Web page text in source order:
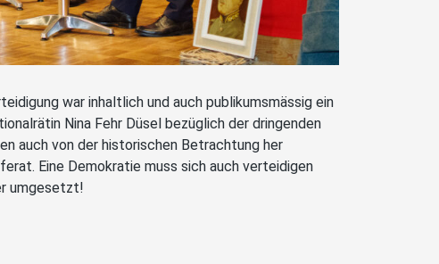
war inhaltlich und auch publikumsmässig ein
Nina Fehr Düsel bezüglich der dringenden
auch von der historischen Betrachtung her
Eine Demokratie muss sich auch verteidigen
umgesetzt!